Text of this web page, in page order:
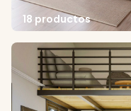
18 productos